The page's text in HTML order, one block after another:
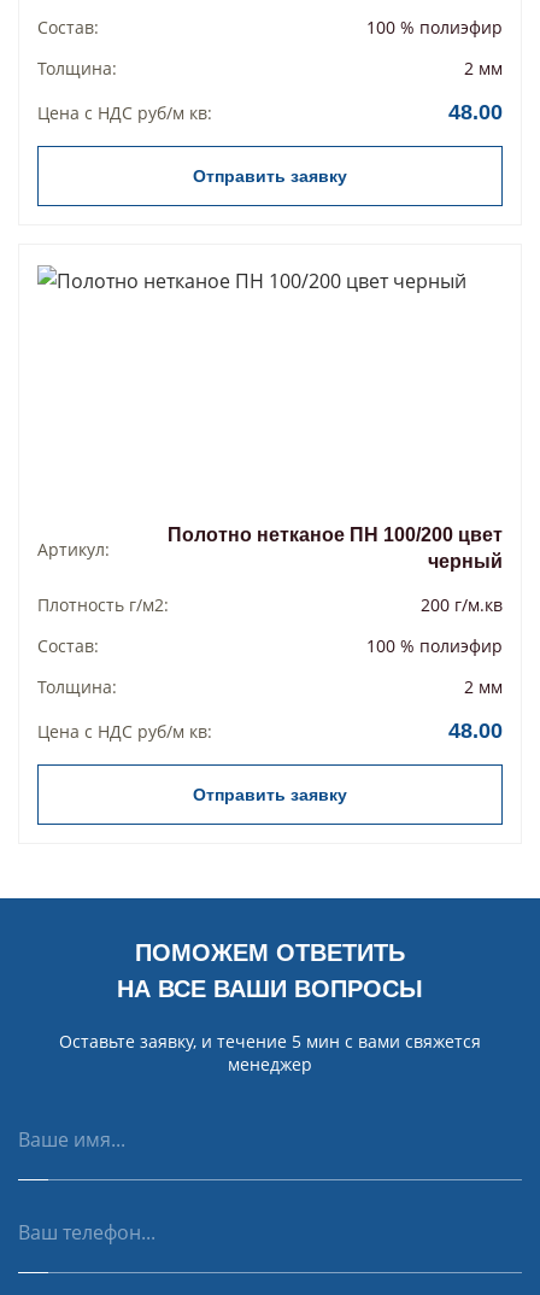
Состав:
100 % полиэфир
Толщина:
2 мм
Цена с НДС руб/м кв:
48.00
Отправить заявку
Артикул:
Полотно нетканое ПН 100/200 цвет
черный
Плотность г/м2:
200 г/м.кв
Состав:
100 % полиэфир
Толщина:
2 мм
Цена с НДС руб/м кв:
48.00
Отправить заявку
ПОМОЖЕМ ОТВЕТИТЬ
НА ВСЕ ВАШИ ВОПРОСЫ
Оставьте заявку, и течение 5 мин с вами свяжется
менеджер